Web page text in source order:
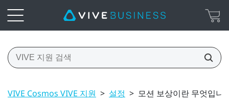
VIVE Cosmos VIVE 지원 > 설정 > 모션 보상이란 무엇입니